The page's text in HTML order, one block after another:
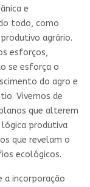
e
todo, como
agrário.
esforços,
se esforça o
do agro e
Vivemos de
que alterem
produtiva
que revelam o
ecológicos.
a incorporação